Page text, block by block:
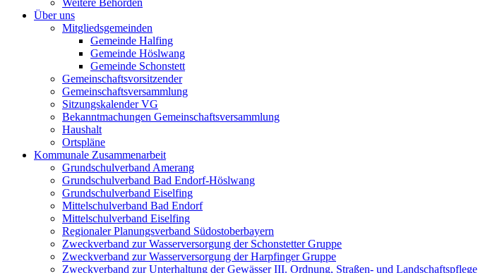
Weitere Behörden
Über uns
Mitgliedsgemeinden
Gemeinde Halfing
Gemeinde Höslwang
Gemeinde Schonstett
Gemeinschaftsvorsitzender
Gemeinschaftsversammlung
Sitzungskalender VG
Bekanntmachungen Gemeinschaftsversammlung
Haushalt
Ortspläne
Kommunale Zusammenarbeit
Grundschulverband Amerang
Grundschulverband Bad Endorf-Höslwang
Grundschulverband Eiselfing
Mittelschulverband Bad Endorf
Mittelschulverband Eiselfing
Regionaler Planungsverband Südostoberbayern
Zweckverband zur Wasserversorgung der Schonstetter Gruppe
Zweckverband zur Wasserversorgung der Harpfinger Gruppe
Zweckverband zur Unterhaltung der Gewässer III. Ordnung, Straßen- und Landschaftspflege